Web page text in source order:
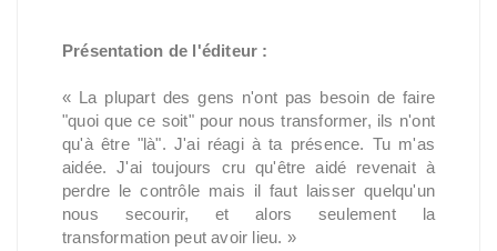
Présentation de l'éditeur :
« La plupart des gens n'ont pas besoin de faire
"quoi que ce soit" pour nous transformer, ils n'ont
qu'à être "là". J'ai réagi à ta présence. Tu m'as
aidée. J'ai toujours cru qu'être aidé revenait à
perdre le contrôle mais il faut laisser quelqu'un
nous secourir, et alors seulement la
transformation peut avoir lieu. »